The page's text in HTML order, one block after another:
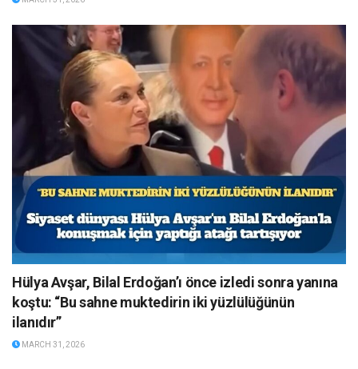
Hülya Avşar, Bilal Erdoğan’ı önce izledi sonra yanına
koştu: “Bu sahne muktedirin iki yüzlülüğünün
ilanıdır”
MARCH 31, 2026